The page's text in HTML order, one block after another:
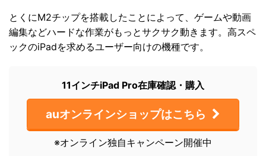
とくにM2チップを搭載したことによって、ゲームや動画
編集などハードな作業がもっとサクサク動きます。高スペ
ックのiPadを求めるユーザー向けの機種です。
11インチiPad Pro在庫確認・購入
auオンラインショップはこちら
※オンライン独自キャンペーン開催中